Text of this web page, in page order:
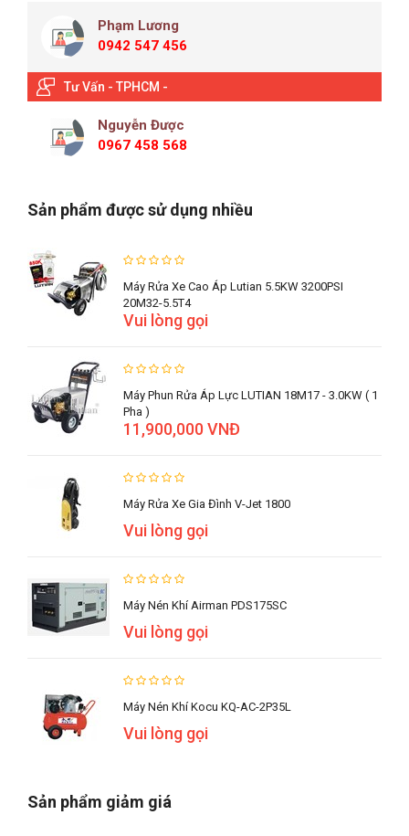
Phạm Lương
0942 547 456
Tư Vấn - TPHCM -
Nguyễn Được
0967 458 568
Sản phẩm được sử dụng nhiều
Máy Rửa Xe Cao Áp Lutian 5.5KW 3200PSI
20M32-5.5T4
Vui lòng gọi
Máy Phun Rửa Áp Lực LUTIAN 18M17 - 3.0KW ( 1
Pha )
11,900,000 VNĐ
Máy Rửa Xe Gia Đình V-Jet 1800
Vui lòng gọi
Máy Nén Khí Airman PDS175SC
Vui lòng gọi
Máy Nén Khí Kocu KQ-AC-2P35L
Vui lòng gọi
Sản phẩm giảm giá